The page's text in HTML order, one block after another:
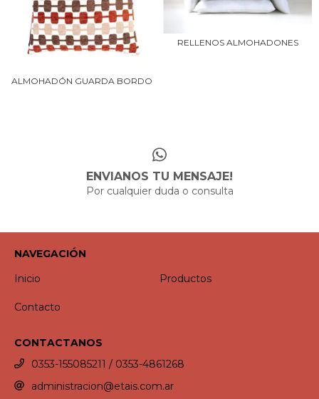
ALMOHADÓN GUARDA BORDO
RELLENOS ALMOHADONES
ENVIANOS TU MENSAJE!
Por cualquier duda o consulta
NAVEGACIÓN
Inicio
Productos
Contacto
CONTACTANOS
0353-155085211 / 0353-4861268
administracion@etais.com.ar